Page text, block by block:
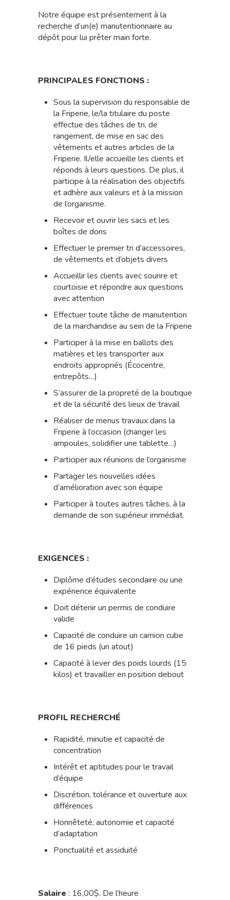
Notre équipe est présentement à la
recherche d’un(e) manutentionnaire au
dépôt pour lui prêter main forte.
PRINCIPALES FONCTIONS :
Sous la supervision du responsable de
la Friperie, le/la titulaire du poste
effectue des tâches de tri, de
rangement, de mise en sac des
vêtements et autres articles de la
Friperie. Il/elle accueille les clients et
réponds à leurs questions. De plus, il
participe à la réalisation des objectifs
et adhère aux valeurs et à la mission
de l’organisme.
Recevoir et ouvrir les sacs et les
boîtes de dons
Effectuer le premier tri d’accessoires,
de vêtements et d’objets divers
Accueillir les clients avec sourire et
courtoisie et répondre aux questions
avec attention
Effectuer toute tâche de manutention
de la marchandise au sein de la Friperie
Participer à la mise en ballots des
matières et les transporter aux
endroits appropriés (Écocentre,
entrepôts…)
S’assurer de la propreté de la boutique
et de la sécurité des lieux de travail
Réaliser de menus travaux dans la
Friperie à l’occasion (changer les
ampoules, solidifier une tablette…)
Participer aux réunions de l’organisme
Partager les nouvelles idées
d’amélioration avec son équipe
Participer à toutes autres tâches, à la
demande de son supérieur immédiat.
EXIGENCES :
Diplôme d’études secondaire ou une
expérience équivalente
Doit détenir un permis de conduire
valide
Capacité de conduire un camion cube
de 16 pieds (un atout)
Capacité à lever des poids lourds (15
kilos) et travailler en position debout
PROFIL RECHERCHÉ
Rapidité, minutie et capacité de
concentration
Intérêt et aptitudes pour le travail
d’équipe
Discrétion, tolérance et ouverture aux
différences
Honnêteté, autonomie et capacité
d’adaptation
Ponctualité et assiduité
Salaire : 16,00$. De l’heure